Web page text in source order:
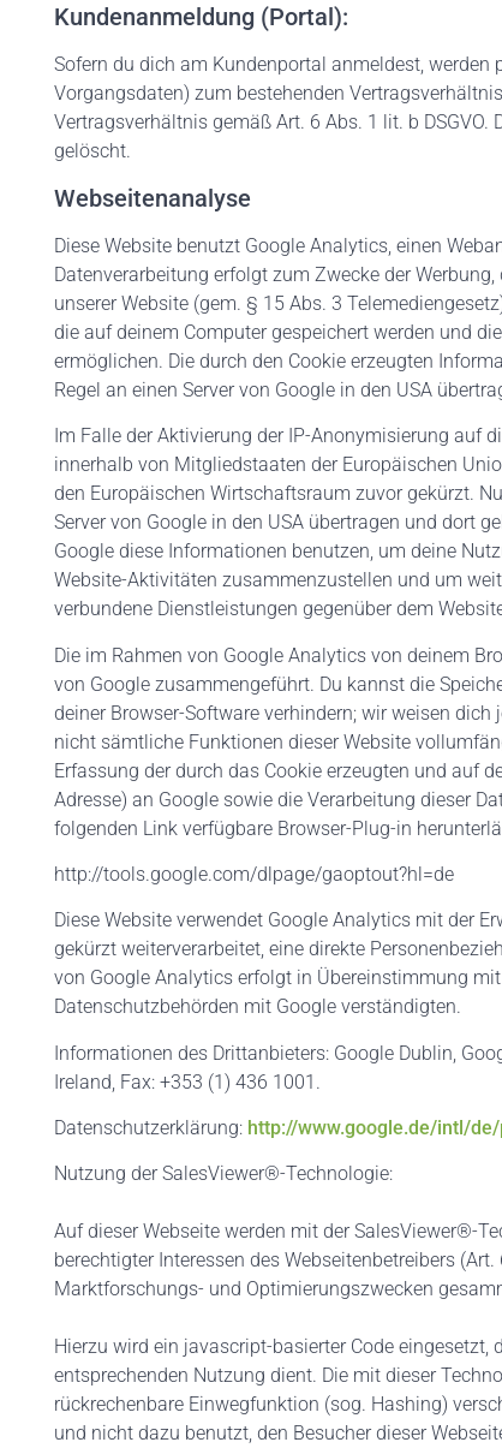
Kundenanmeldung (Portal):
Sofern du dich am Kundenportal anmeldest, werden
Vorgangsdaten) zum bestehenden
Vertragsverhältnis gemäß Art. 6 Abs. 1 lit. b
gelöscht.
Webseitenanalyse
Diese Website benutzt Google Analytics, einen
Datenverarbeitung erfolgt zum Zwecke der
unserer Website (gem. § 15 Abs. 3
die auf deinem Computer gespeichert werden und
ermöglichen. Die durch den Cookie erzeugten
Regel an einen Server von Google in den USA
Im Falle der Aktivierung der IP-Anonymisierung auf
innerhalb von Mitgliedstaaten der Europäischen
den Europäischen Wirtschaftsraum zuvor gekürzt.
Server von Google in den USA übertragen und dort
Google diese Informationen benutzen, um deine
Website-Aktivitäten zusammenzustellen und um
verbundene Dienstleistungen gegenüber dem
Die im Rahmen von Google Analytics von deinem
von Google zusammengeführt. Du kannst die
deiner Browser-Software verhindern; wir weisen
nicht sämtliche Funktionen dieser Website
Erfassung der durch das Cookie erzeugten und auf
Adresse) an Google sowie die Verarbeitung dieser
folgenden Link verfügbare Browser-Plug-in
http://tools.google.com/dlpage/gaoptout?hl=de
Diese Website verwendet Google Analytics mit der
gekürzt weiterverarbeitet, eine direkte
von Google Analytics erfolgt in Übereinstimmung
Datenschutzbehörden mit Google verständigten.
Informationen des Drittanbieters: Google Dublin,
Ireland, Fax: +353 (1) 436 1001.
Datenschutzerklärung: http://www.google.de/intl/
Nutzung der SalesViewer®-Technologie:
Auf dieser Webseite werden mit der SalesViewer®-
berechtigter Interessen des Webseitenbetreibers
Marktforschungs- und Optimierungszwecken
Hierzu wird ein javascript-basierter Code eingesetzt,
entsprechenden Nutzung dient. Die mit dieser
rückrechenbare Einwegfunktion (sog. Hashing)
und nicht dazu benutzt, den Besucher dieser